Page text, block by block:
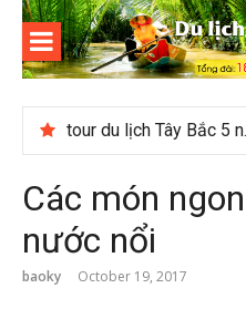
Skip
content
Các món
nước nổi
baoky October 19, 2017